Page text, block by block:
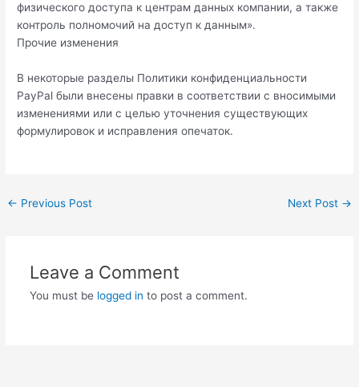
физического доступа к центрам данных компании, а также
контроль полномочий на доступ к данным».
Прочие изменения
В некоторые разделы Политики конфиденциальности
PayPal были внесены правки в соответствии с вносимыми
изменениями или с целью уточнения существующих
формулировок и исправления опечаток.
Post
← Previous Post Next Post →
Leave a Comment
You must be logged in to post a comment.